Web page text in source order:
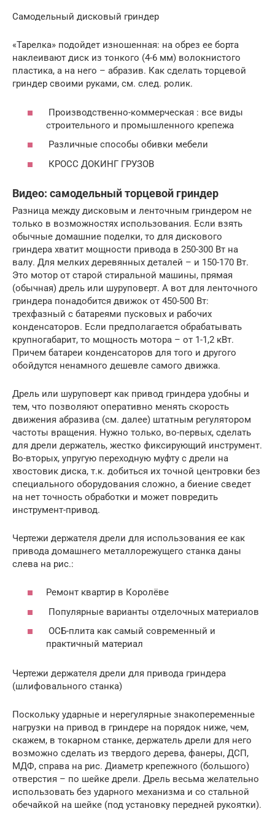
Самодельный дисковый гриндер
«Тарелка» подойдет изношенная: на обрез ее борта
наклеивают диск из тонкого (4-6 мм) волокнистого
пластика, а на него – абразив. Как сделать торцевой
гриндер своими руками, см. след. ролик.
Производственно-коммерческая : все виды
строительного и промышленного крепежа
Различные способы обивки мебели
КРОСС ДОКИНГ ГРУЗОВ
Видео: самодельный торцевой гриндер
Разница между дисковым и ленточным гриндером не
только в возможностях использования. Если взять
обычные домашние поделки, то для дискового
гриндера хватит мощности привода в 250-300 Вт на
валу. Для мелких деревянных деталей – и 150-170 Вт.
Это мотор от старой стиральной машины, прямая
(обычная) дрель или шуруповерт. А вот для ленточного
гриндера понадобится движок от 450-500 Вт:
трехфазный с батареями пусковых и рабочих
конденсаторов. Если предполагается обрабатывать
крупногабарит, то мощность мотора – от 1-1,2 кВт.
Причем батареи конденсаторов для того и другого
обойдутся ненамного дешевле самого движка.
Дрель или шуруповерт как привод гриндера удобны и
тем, что позволяют оперативно менять скорость
движения абразива (см. далее) штатным регулятором
частоты вращения. Нужно только, во-первых, сделать
для дрели держатель, жестко фиксирующий инструмент.
Во-вторых, упругую переходную муфту с дрели на
хвостовик диска, т.к. добиться их точной центровки без
специального оборудования сложно, а биение сведет
на нет точность обработки и может повредить
инструмент-привод.
Чертежи держателя дрели для использования ее как
привода домашнего металлорежущего станка даны
слева на рис.:
Ремонт квартир в Королёве
Популярные варианты отделочных материалов
ОСБ-плита как самый современный и
практичный материал
Чертежи держателя дрели для привода гриндера
(шлифовального станка)
Поскольку ударные и нерегулярные знакопеременные
нагрузки на привод в гриндере на порядок ниже, чем,
скажем, в токарном станке, держатель дрели для него
возможно сделать из твердого дерева, фанеры, ДСП,
МДФ, справа на рис. Диаметр крепежного (большого)
отверстия – по шейке дрели. Дрель весьма желательно
использовать без ударного механизма и со стальной
обечайкой на шейке (под установку передней рукоятки).